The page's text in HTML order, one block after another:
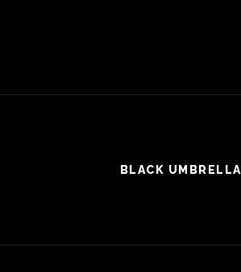
BLACK UMBRELLA